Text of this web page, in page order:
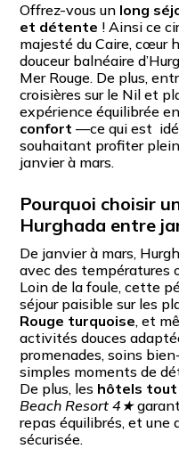
Offrez-vous un long
et détente ! Ainsi ce
majesté du Caire, cœur
douceur balnéaire
Mer Rouge. De plus,
croisières sur le Nil et
expérience équilibrée
confort —ce qui est
souhaitant profiter
janvier à mars.
Pourquoi choisir
Hurghada entre
De janvier à mars,
avec des
Loin de la foule, cette
séjour paisible sur les
Rouge turquoise, et
activités douces
promenades, soins
simples moments de
De plus, les hôtels tout
Beach Resort 4★
repas équilibrés, et
sécurisée.